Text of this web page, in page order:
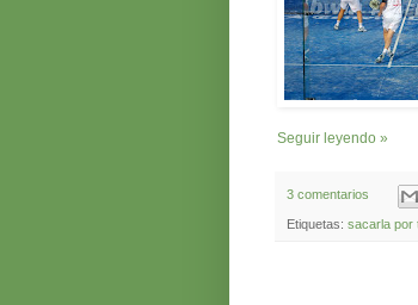
Seguir leyendo »
3 comentarios
Etiquetas: sacarla por